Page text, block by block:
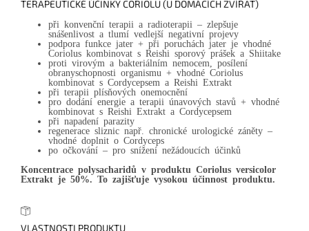
TERAPEUTICKÉ ÚČINKY CORIOLU (U DOMÁCÍCH ZVÍŘAT)
při konvenční terapii a radioterapii – zlepšuje
snášenlivost a tlumí vedlejší negativní projevy
podpora funkce jater + při poruchách jater je vhodné
Coriolus kombinovat s Reishi sporový prášek a Shiitake
proti virovým a bakteriálním nemocem, posílení
obranyschopnosti organismu + vhodné Coriolus
kombinovat s Cordycepsem a Reishi Extrakt
při terapii plísňových onemocnění
pro dodání energie a terapii únavových stavů + vhodné
kombinovat s Reishi Extrakt a Cordycepsem
při napadení parazity
regenerace sliznic např. chronické urologické záněty –
vhodné doplnit o Cordyceps
po očkování – pro snížení nežádoucích účinků
Koncentrace polysacharidů v produktu Coriolus versicolor
Extrakt je 50%. To zajišťuje vysokou účinnost produktu.
VLASTNOSTI PRODUKTU